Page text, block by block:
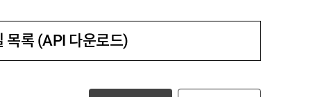
목록 (API 다운로드)